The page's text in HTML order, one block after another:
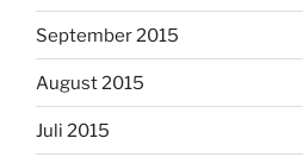
September 2015
August 2015
Juli 2015